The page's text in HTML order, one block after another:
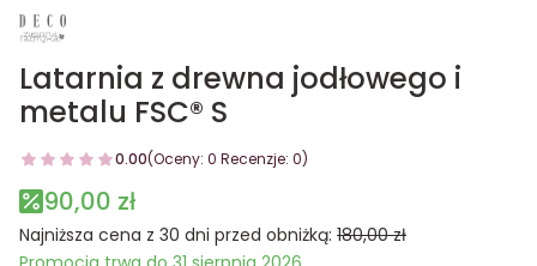
Latarnia z drewna jodłowego i
metalu FSC® S
0.00(Oceny: 0 Recenzje: 0)
90,00 zł
Najniższa cena z 30 dni przed obniżką: 180,00 zł